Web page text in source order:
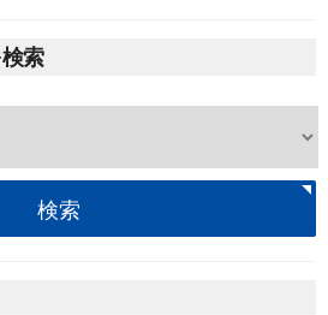
索
検索